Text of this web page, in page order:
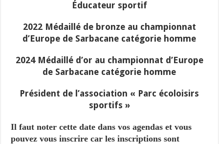
Éducateur sportif
2022 Médaillé de bronze au championnat
d’Europe de Sarbacane catégorie homme
2024 Médaillé d’or au championnat d’Europe
de Sarbacane catégorie homme
Président de l’association « Parc écoloisirs
sportifs »
Il faut noter cette date dans vos agendas et vous
pouvez vous inscrire car les inscriptions sont